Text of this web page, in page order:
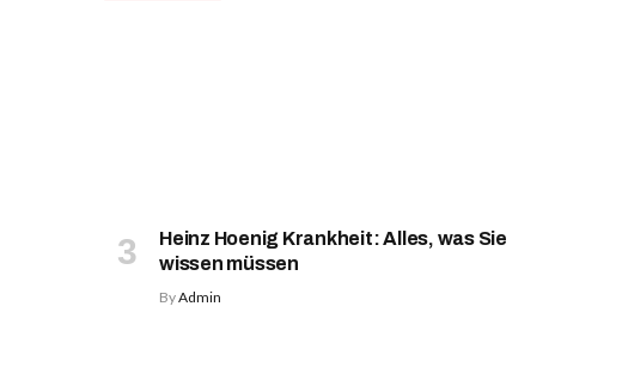
Heinz Hoenig Krankheit: Alles, was Sie
wissen müssen
ByAdmin